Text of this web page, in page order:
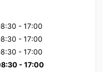
- 17:00
- 17:00
- 17:00
- 17:00